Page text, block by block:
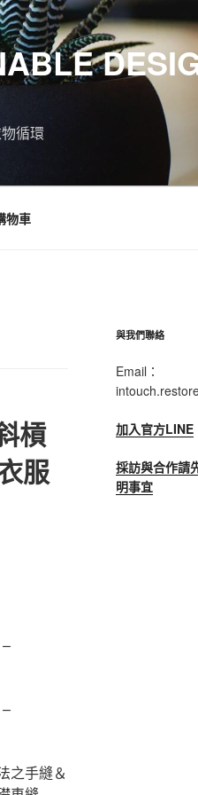
循環
物車
槓
服
之手縫＆
與我們聯絡
Email：
加入官方LINE
採訪與合作請
明事宜